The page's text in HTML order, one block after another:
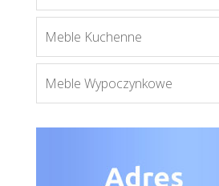
Meble Kuchenne
Meble Wypoczynkowe